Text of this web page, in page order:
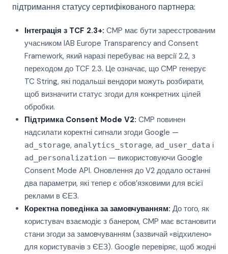
підтримання статусу сертифікованого партнера:
Інтеграція з TCF 2.3+: CMP має бути зареєстрованим
учасником IAB Europe Transparency and Consent
Framework, який наразі перебуває на версії 2.2, з
переходом до TCF 2.3. Це означає, що CMP генерує
TC String, які подальші вендори можуть розбирати,
щоб визначити статус згоди для конкретних цілей
обробки.
Підтримка Consent Mode V2: CMP повинен
надсилати коректні сигнали згоди Google —
ad_storage, analytics_storage, ad_user_data і
ad_personalization — використовуючи Google
Consent Mode API. Оновлення до V2 додало останні
два параметри, які тепер є обов’язковими для всієї
реклами в ЄЕЗ.
Коректна поведінка за замовчуванням: До того, як
користувач взаємодіє з банером, CMP має встановити
стани згоди за замовчуванням (зазвичай «відхилено»
для користувачів з ЄЕЗ). Google перевіряє, щоб жодні